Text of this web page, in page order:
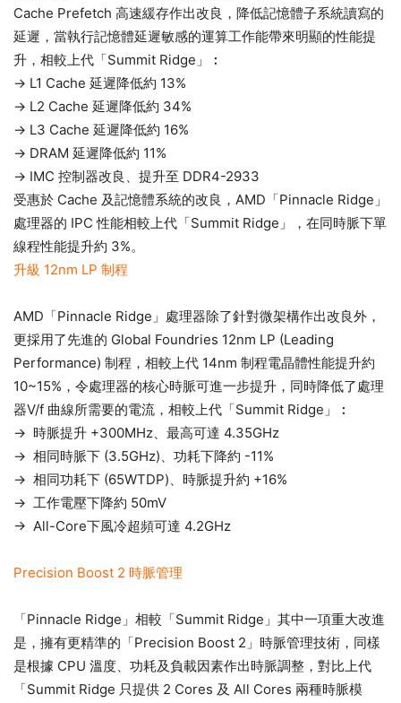
Cache Prefetch 高速緩存作出改良，降低記憶體子系統讀寫的
延遲，當執行記憶體延遲敏感的運算工作能帶來明顯的性能提
升，相較上代「Summit Ridge」︰
→ L1 Cache 延遲降低約 13%
→ L2 Cache 延遲降低約 34%
→ L3 Cache 延遲降低約 16%
→ DRAM 延遲降低約 11%
→ IMC 控制器改良、提升至 DDR4-2933
受惠於 Cache 及記憶體系統的改良，AMD「Pinnacle Ridge」
處理器的 IPC 性能相較上代「Summit Ridge」，在同時脈下單
線程性能提升約 3%。
升級 12nm LP 制程
AMD「Pinnacle Ridge」處理器除了針對微架構作出改良外，
更採用了先進的 Global Foundries 12nm LP (Leading
Performance) 制程，相較上代 14nm 制程電晶體性能提升約
10~15%，令處理器的核心時脈可進一步提升，同時降低了處理
器V/f 曲線所需要的電流，相較上代「Summit Ridge」︰
→ 時脈提升 +300MHz、最高可達 4.35GHz
→ 相同時脈下 (3.5GHz)、功耗下降約 -11%
→ 相同功耗下 (65WTDP)、時脈提升約 +16%
→ 工作電壓下降約 50mV
→ All-Core下風冷超頻可達 4.2GHz
Precision Boost 2 時脈管理
「Pinnacle Ridge」相較「Summit Ridge」其中一項重大改進
是，擁有更精準的「Precision Boost 2」時脈管理技術，同樣
是根據 CPU 溫度、功耗及負載因素作出時脈調整，對比上代
「Summit Ridge 只提供 2 Cores 及 All Cores 兩種時脈模